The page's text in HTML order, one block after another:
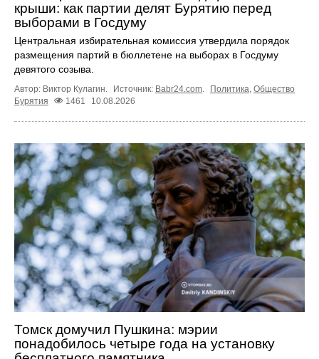
крыши: как партии делят Бурятию перед
выборами в Госдуму
Центральная избирательная комиссия утвердила порядок
размещения партий в бюллетене на выборах в Госдуму
девятого созыва.
Автор: Виктор Кулагин. Источник: Babr24.com. Политика, Общество
Бурятия
1461 10.08.2026
Томск домучил Пушкина: мэрии
понадобилось четыре года на установку